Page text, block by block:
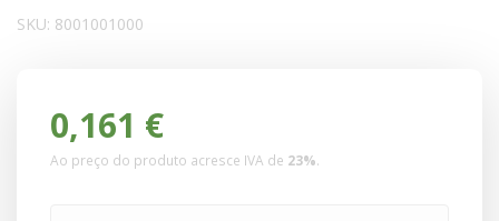
SKU: 8001001000
0,161 €
Ao preço do produto acresce IVA de 23%.